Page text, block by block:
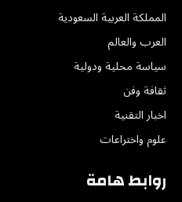
المملكة العربية السعودية
العرب والعالم
سياسة محلية ودولية
ثقافة وفن
اخبار التقنية
علوم واختراعات
روابط هامة